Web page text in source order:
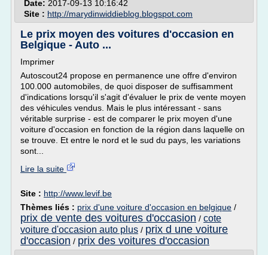
Date: 2017-09-13 10:16:42
Site : http://marydinwiddieblog.blogspot.com
Le prix moyen des voitures d'occasion en
Belgique - Auto ...
Imprimer
Autoscout24 propose en permanence une offre d'environ
100.000 automobiles, de quoi disposer de suffisamment
d'indications lorsqu'il s'agit d'évaluer le prix de vente moyen
des véhicules vendus. Mais le plus intéressant - sans
véritable surprise - est de comparer le prix moyen d'une
voiture d'occasion en fonction de la région dans laquelle on
se trouve. Et entre le nord et le sud du pays, les variations
sont...
Lire la suite
Site : http://www.levif.be
Thèmes liés : prix d'une voiture d'occasion en belgique /
prix de vente des voitures d'occasion / cote
voiture d'occasion auto plus / prix d une voiture
d'occasion / prix des voitures d'occasion